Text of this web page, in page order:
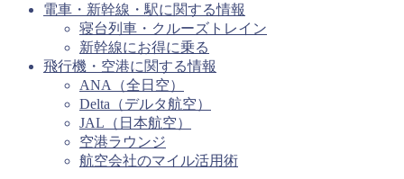
電車・新幹線・駅に関する情報
寝台列車・クルーズトレイン
新幹線にお得に乗る
飛行機・空港に関する情報
ANA（全日空）
Delta（デルタ航空）
JAL（日本航空）
空港ラウンジ
航空会社のマイル活用術